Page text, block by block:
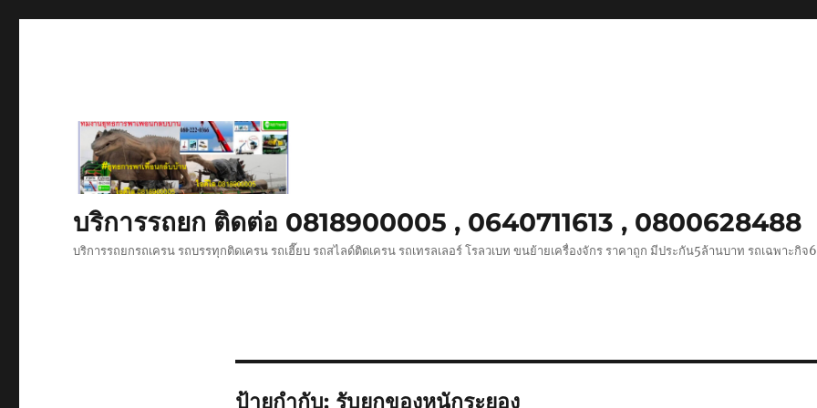
บริการรถยก ติดต่อ 0818900005 , 0640711613 , 0800628488
บริการรถยกรถเครน รถบรรทุกติดเครน รถเฮี๊ยบ รถสไลด์ติดเครน รถเทรลเลอร์ โรลวเบท ขนย้ายเครื่องจักร ราคาถูก มีประกัน5ล้านบาท รถเฉพาะกิจ
ป้ายกำกับ: รับยกของหนักระยอง